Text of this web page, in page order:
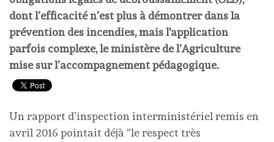
dont l’efficacité n’est plus à démontrer dans la
prévention des incendies, mais l'application
parfois complexe, le ministère de l’Agriculture
mise sur l’accompagnement pédagogique.
Un rapport d’inspection interministériel remis en
avril 2016 pointait déjà “le respect très